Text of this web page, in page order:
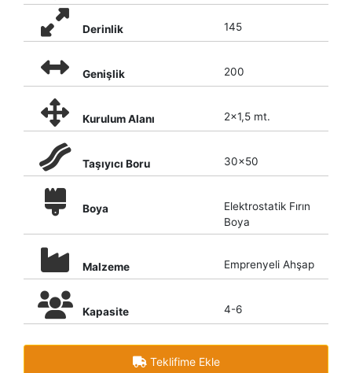
Derinlik 145
Genişlik 200
Kurulum Alanı 2x1,5 mt.
Taşıyıcı Boru 30x50
Boya
Elektrostatik Fırın
Boya
Malzeme Emprenyeli Ahşap
Kapasite 4-6
Teklifime Ekle